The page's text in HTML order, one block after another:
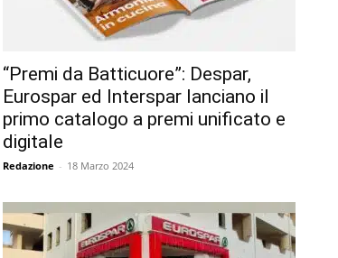
“Premi da Batticuore”: Despar,
Eurospar ed Interspar lanciano il
primo catalogo a premi unificato e
digitale
Redazione - 18 Marzo 2024